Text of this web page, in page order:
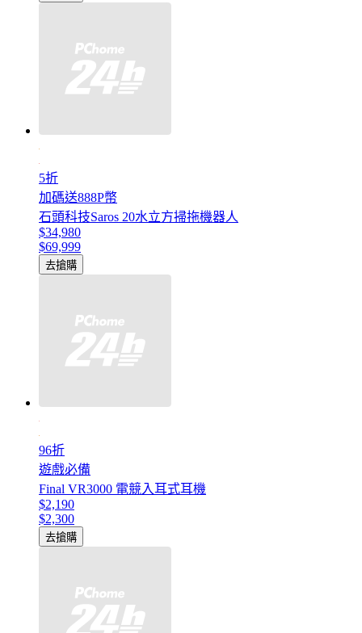
5折
加碼送888P幣
石頭科技Saros 20水立方掃拖機器人
$34,980
$69,999
去搶購
96折
遊戲必備
Final VR3000 電競入耳式耳機
$2,190
$2,300
去搶購